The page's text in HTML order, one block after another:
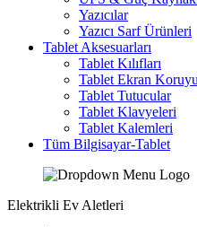
Yazıcılar
Yazıcı Sarf Ürünleri
Tablet Aksesuarları
Tablet Kılıfları
Tablet Ekran
Tablet Tutucular
Tablet Klavyeleri
Tablet Kalemleri
Tüm Bilgisayar-Tablet
Elektrikli Ev Aletleri